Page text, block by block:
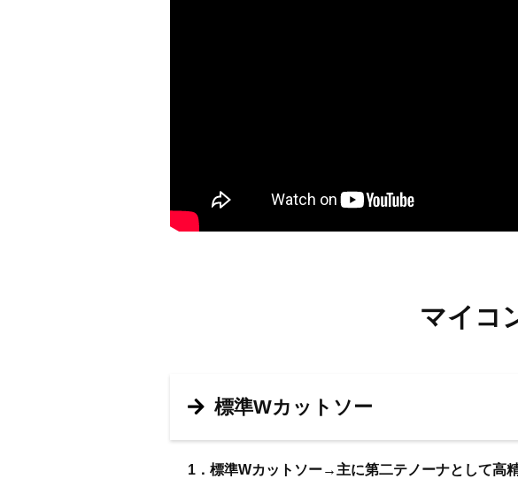
マイコ
標準Wカットソー
1．標準Wカットソー→主に第二テノーナとして高